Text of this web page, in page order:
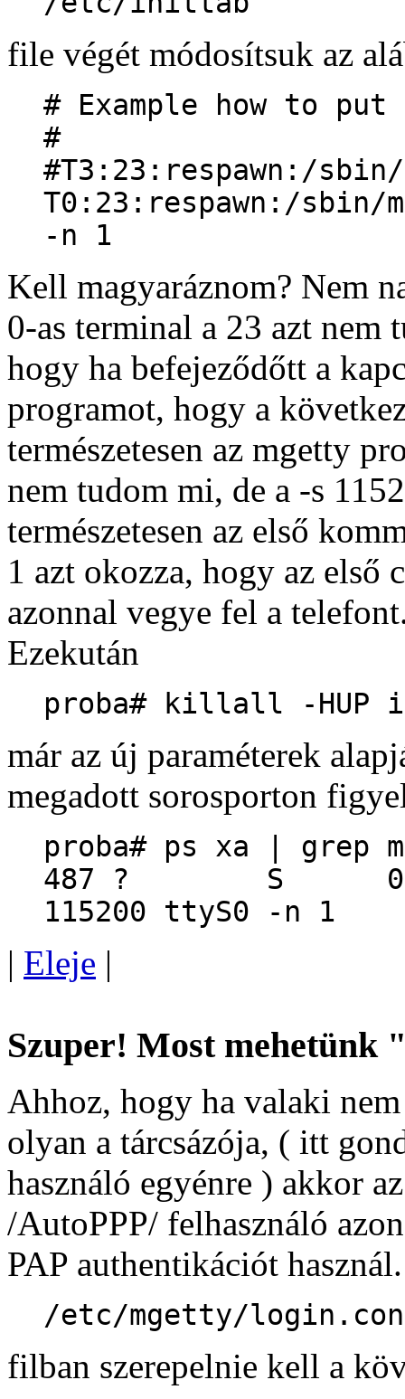
file végét módosítsuk az
# Example how to
#
#T3:23:respawn:/
T0:23:respawn:/sbin/
-n 1
Kell magyaráznom? Nem
0-as terminal a 23 azt nem
hogy ha befejeződőtt a
programot, hogy a
természetesen az mgetty
nem tudom mi, de a -s
természetesen az első
1 azt okozza, hogy az első
azonnal vegye fel a
Ezekután
proba# killall -HUP
már az új paraméterek
megadott sorosporton
proba# ps xa | grep
487 ? S 0:00 /
115200 ttyS0 -n 1
| Eleje |
Szuper! Most mehetünk
Ahhoz, hogy ha valaki
olyan a tárcsázója, ( itt
használó egyénre ) akkor
/AutoPPP/ felhasználó
PAP authentikációt
/etc/mgetty/
filban szerepelnie kell a